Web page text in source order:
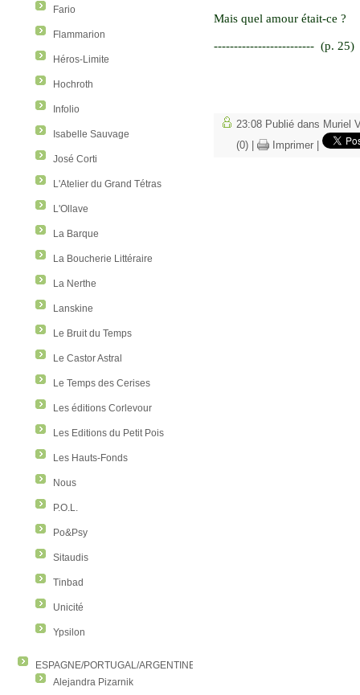
Fario
Flammarion
Héros-Limite
Hochroth
Infolio
Isabelle Sauvage
José Corti
L'Atelier du Grand Tétras
L'Ollave
La Barque
La Boucherie Littéraire
La Nerthe
Lanskine
Le Bruit du Temps
Le Castor Astral
Le Temps des Cerises
Les éditions Corlevour
Les Editions du Petit Pois
Les Hauts-Fonds
Nous
P.O.L.
Po&Psy
Sitaudis
Tinbad
Unicité
Ypsilon
ESPAGNE/PORTUGAL/ARGENTINE/COLOMBIE
Alejandra Pizarnik
Mais quel amour était-ce ?
------------------------- (p. 25)
23:08 Publié dans Muriel
(0)
Imprimer